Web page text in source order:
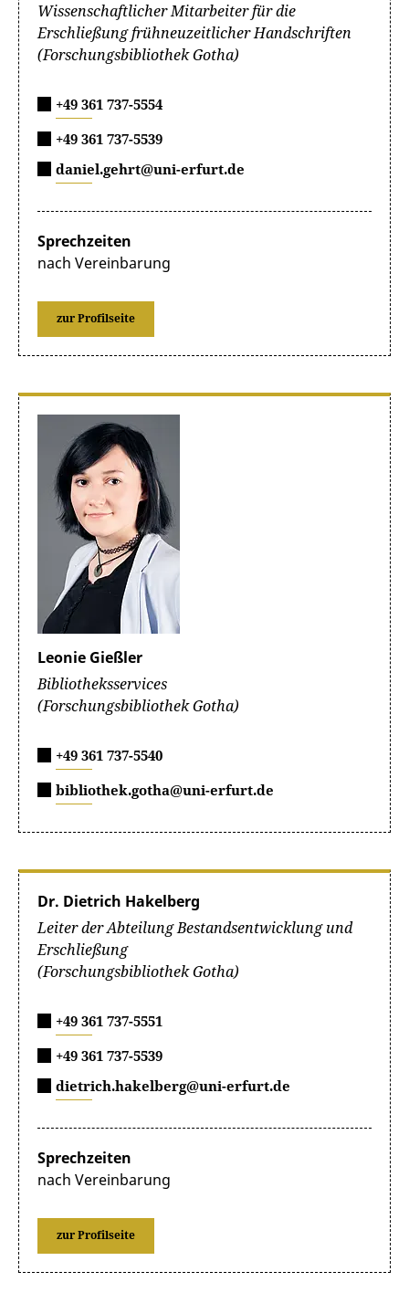
Wissenschaftlicher Mitarbeiter für die
Erschließung frühneuzeitlicher Handschriften
(Forschungsbibliothek Gotha)
+49 361 737-5554
+49 361 737-5539
daniel.gehrt@uni-erfurt.de
Sprechzeiten
nach Vereinbarung
zur Profilseite
Leonie Gießler
Bibliotheksservices
(Forschungsbibliothek Gotha)
+49 361 737-5540
bibliothek.gotha@uni-erfurt.de
Dr. Dietrich Hakelberg
Leiter der Abteilung Bestandsentwicklung und
Erschließung
(Forschungsbibliothek Gotha)
+49 361 737-5551
+49 361 737-5539
dietrich.hakelberg@uni-erfurt.de
Sprechzeiten
nach Vereinbarung
zur Profilseite